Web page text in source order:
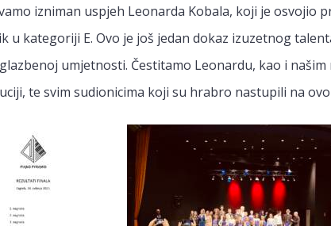
izniman uspjeh Leonarda Kobala, koji je osvojio
u kategoriji E. Ovo je još jedan dokaz izuzetnog
umjetnosti. Čestitamo Leonardu, kao i
te svim sudionicima koji su hrabro nastupili na